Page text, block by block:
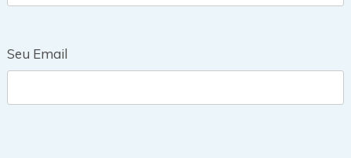
Seu Email